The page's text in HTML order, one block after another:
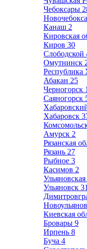
Чебоксары
Канаш 2
Кировская
Киров 30
Слободской
Омутнинск
Республика
Абакан 25
Черногорск
Саяногорск
Хабаровск
Амурск 2
Рязанская
Рязань 27
Рыбное 3
Касимов 2
Ульяновская
Ульяновск 31
Киевская
Бровары 9
Ирпень 8
Буча 4